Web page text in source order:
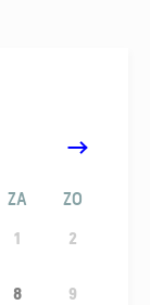
ZA ZO
1 2
8 9